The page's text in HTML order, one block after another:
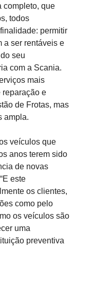
completo, que
todos
permitir
a ser rentáveis e
seu
com a Scania.
mais
reparação e
de Frotas, mas
ampla.
veículos que
anos terem sido
de novas
este
os clientes,
como pelo
os veículos são
uma
preventiva